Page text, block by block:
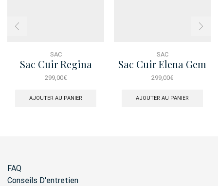
SAC
Sac Cuir Regina
Panama Noir
299,00€
AJOUTER AU PANIER
SAC
Sac Cuir Elena Gem
Beige
299,00€
AJOUTER AU PANIER
FAQ
Conseils D'entretien